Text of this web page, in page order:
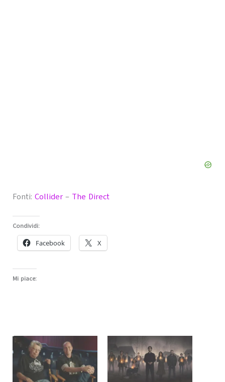
Fonti: Collider– The Direct
Condividi:
Facebook X
Mi piace: